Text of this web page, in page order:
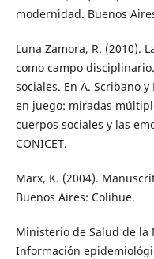
modernidad. Buenos
Luna Zamora, R. (2010).
como campo
sociales. En A. Scribano
en juego: miradas
cuerpos sociales y las
CONICET.
Marx, K. (2004).
Buenos Aires: Colihue.
Ministerio de Salud de la
Información